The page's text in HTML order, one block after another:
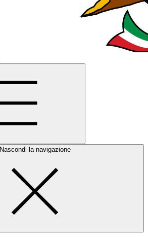
Nascondi la navigazione